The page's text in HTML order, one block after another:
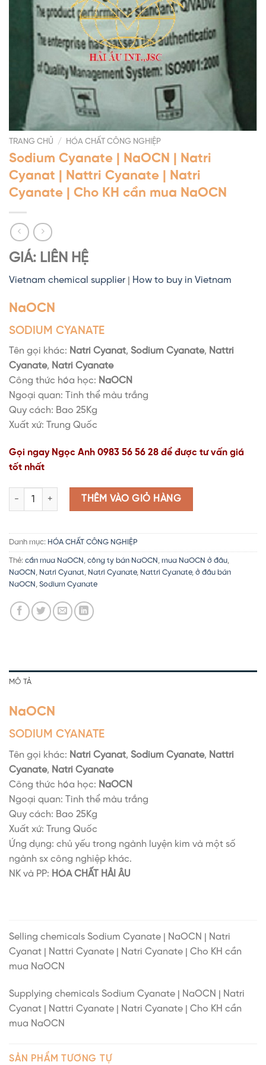
TRANG CHỦ / HÓA CHẤT CÔNG NGHIỆP
Sodium Cyanate | NaOCN | Natri
Cyanat | Nattri Cyanate | Natri
Cyanate | Cho KH cần mua NaOCN
GIÁ: LIÊN HỆ
Vietnam chemical supplier | How to buy in Vietnam
NaOCN
SODIUM CYANATE
Tên gọi khác: Natri Cyanat, Sodium Cyanate, Nattri
Cyanate, Natri Cyanate
Công thức hóa học: NaOCN
Ngoại quan: Tinh thể màu trắng
Quy cách: Bao 25Kg
Xuất xứ: Trung Quốc
Gọi ngay Ngọc Anh 0983 56 56 28 để được tư vấn giá
tốt nhất
Sodium Cyanate | NaOCN | Natri Cyanat | Nattri Cyanate | Natri
THÊM VÀO GIỎ HÀNG
Danh mục: HÓA CHẤT CÔNG NGHIỆP
Thẻ: cần mua NaOCN , công ty bán NaOCN , mua NaOCN ở đâu,
NaOCN , Natri Cyanat, Natri Cyanate, Nattri Cyanate, ở đâu bán
NaOCN , Sodium Cyanate
MÔ TẢ
NaOCN
SODIUM CYANATE
Tên gọi khác: Natri Cyanat, Sodium Cyanate, Nattri
Cyanate, Natri Cyanate
Công thức hóa học: NaOCN
Ngoại quan: Tinh thể màu trắng
Quy cách: Bao 25Kg
Xuất xứ: Trung Quốc
Ứng dụng: chủ yếu trong ngành luyện kim và một số
ngành sx công nghiệp khác.
NK và PP: HÓA CHẤT HẢI ÂU
Selling chemicals Sodium Cyanate | NaOCN | Natri
Cyanat | Nattri Cyanate | Natri Cyanate | Cho KH cần
mua NaOCN
Supplying chemicals Sodium Cyanate | NaOCN | Natri
Cyanat | Nattri Cyanate | Natri Cyanate | Cho KH cần
mua NaOCN
SẢN PHẨM TƯƠNG TỰ